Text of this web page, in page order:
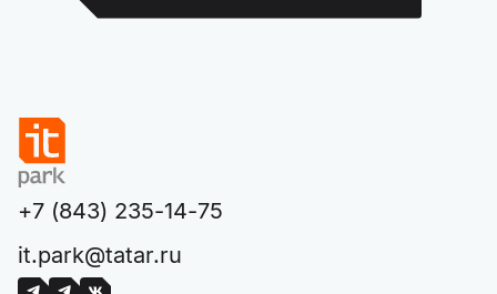
+7 (843) 235-14-75
it.park@tatar.ru